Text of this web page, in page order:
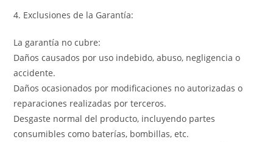
4. Exclusiones de la Garantía:
La garantía no cubre:
Daños causados por uso indebido, abuso, negligencia o
accidente.
Daños ocasionados por modificaciones no autorizadas o
reparaciones realizadas por terceros.
Desgaste normal del producto, incluyendo partes
consumibles como baterías, bombillas, etc.